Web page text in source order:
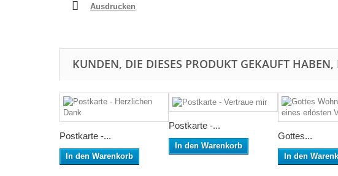
Ausdrucken
KUNDEN, DIE DIESES PRODUKT GEKAUFT
Postkarte -...
In den Warenkorb
Postkarte -...
In den Warenkorb
Gottes...
In den